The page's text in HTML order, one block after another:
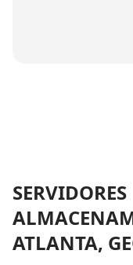
ATLANTA,